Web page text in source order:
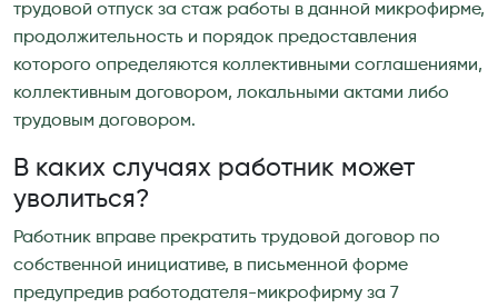
трудовой отпуск за стаж работы в данной микрофирме,
продолжительность и порядок предоставления
которого определяются коллективными соглашениями,
коллективным договором, локальными актами либо
трудовым договором.
В каких случаях работник может
уволиться?
Работник вправе прекратить трудовой договор по
собственной инициативе, в письменной форме
предупредив работодателя-микрофирму за 7